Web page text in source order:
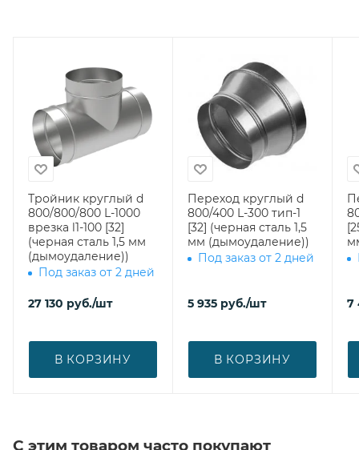
Тройник круглый d
800/800/800 L-1000
врезка l1-100 [32]
(черная сталь 1,5 мм
(дымоудаление))
Под заказ от 2 дней
27 130 руб./шт
В КОРЗИНУ
Переход круглый d
800/400 L-300 тип-1
[32] (черная сталь 1,5
мм (дымоудаление))
Под заказ от 2 дней
5 935 руб./шт
В КОРЗИНУ
7
С этим товаром часто покупают